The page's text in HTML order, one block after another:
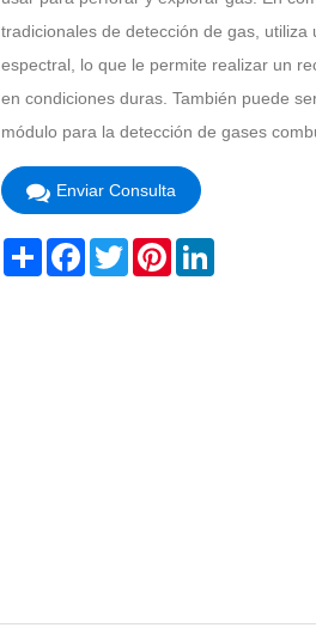
tradicionales de detección de gas,
espectral, lo que le permite realizar un
en condiciones duras. También puede
módulo para la detección de gases
Enviar Consulta
ShareFacebook
TwitterPinterestLinkedIn